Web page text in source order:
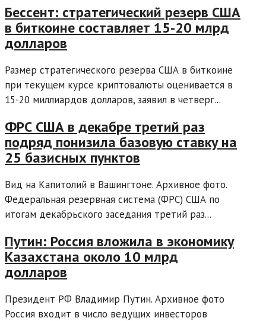
Бессент: стратегический резерв США
в биткоине составляет 15-20 млрд
долларов
Размер стратегического резерва США в биткоине
при текущем курсе криптовалюты оценивается в
15-20 миллиардов долларов, заявил в четверг...
ФРС США в декабре третий раз
подряд понизила базовую ставку на
25 базисных пунктов
Вид на Капитолий в Вашингтоне. Архивное фото.
Федеральная резервная система (ФРС) США по
итогам декабрьского заседания третий раз...
Путин: Россия вложила в экономику
Казахстана около 10 млрд
долларов
Президент РФ Владимир Путин. Архивное фото
Россия входит в число ведущих инвесторов